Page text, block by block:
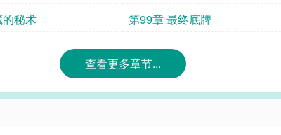
秘术 第99章 最终底牌
查看更多章节...